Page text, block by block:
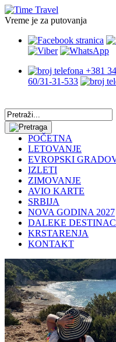
Vreme je za putovanja
+381
60/31-31-533
POČETNA
LETOVANJE
EVROPSKI
IZLETI
ZIMOVANJE
AVIO KARTE
SRBIJA
NOVA GODINA 2027
DALEKE
KRSTARENJA
KONTAKT